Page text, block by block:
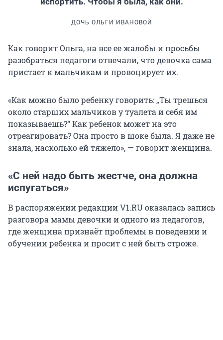
ДОЧЬ ОЛЬГИ ИВАНОВОЙ
Как говорит Ольга, на все ее жалобы и просьбы
разобраться педагоги отвечали, что девочка сама
пристает к мальчикам и провоцирует их.
«Как можно было ребенку говорить: „Ты трешься
около старших мальчиков у туалета и себя им
показываешь?“ Как ребенок может на это
отреагировать? Она просто в шоке была. Я даже не
знала, насколько ей тяжело», — говорит женщина.
«С ней надо быть жестче, она должна
испугаться»
В распоряжении редакции V1.RU оказалась запись
разговора мамы девочки и одного из педагогов,
где женщина признаёт проблемы в поведении и
обучении ребенка и просит с ней быть строже.